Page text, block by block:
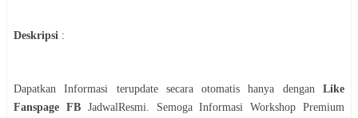
Deskripsi :
Dapatkan Informasi terupdate secara otomatis hanya dengan Like
Fanspage FBJadwalResmi. Semoga InformasiWorkshop
Premium